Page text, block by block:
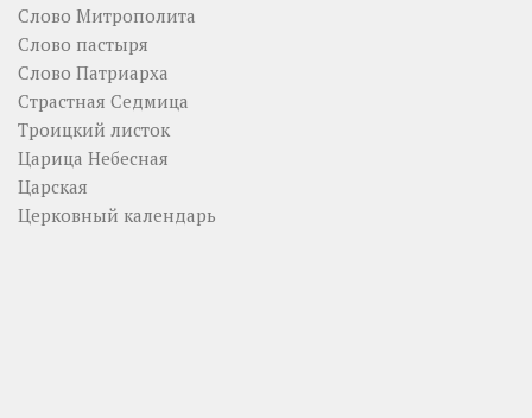
Слово Митрополита
Слово пастыря
Слово Патриарха
Страстная Седмица
Троицкий листок
Царица Небесная
Царская
Церковный календарь